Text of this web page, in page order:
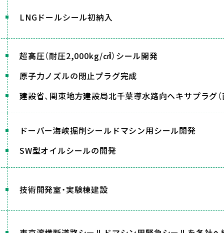
LNGドールシール初納入
超高圧（耐圧2,000kg/㎠）シール開発
原子力ノズルの閉止プラグ完成
建設省、関東地方建設局北千葉導水路向ヘキサプラグ
ドーバー海峡掘削シールドマシン用シール開発
SW型オイルシールの開発
技術開発室・実験棟建設